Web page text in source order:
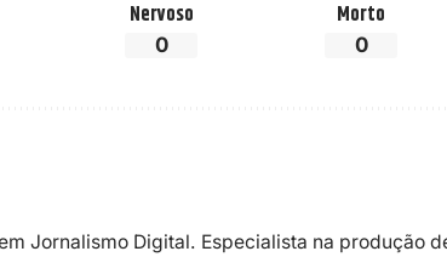
Nervoso
0
Morto
0
Jornalismo Digital. Especialista na produção